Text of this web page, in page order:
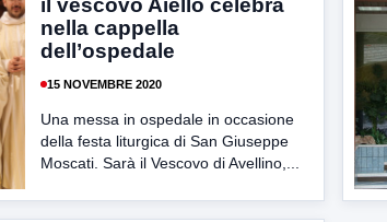
il vescovo Aiello celebra
nella cappella
dell’ospedale
15 NOVEMBRE 2020
Una messa in ospedale in occasione
della festa liturgica di San Giuseppe
Moscati. Sarà il Vescovo di Avellino,...